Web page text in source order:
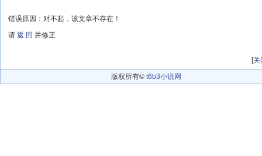
错误原因：对不起，该文章不存在！
请 返 回 并修正
[关
版权所有© t6b3小说网